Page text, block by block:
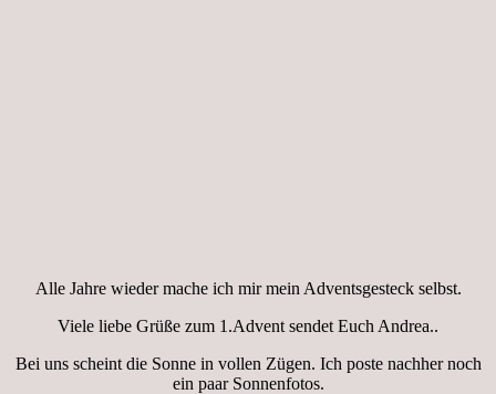
Alle Jahre wieder mache ich mir mein Adventsgesteck selbst.
Viele liebe Grüße zum 1.Advent sendet Euch Andrea..
Bei uns scheint die Sonne in vollen Zügen. Ich poste nachher noch
ein paar Sonnenfotos.